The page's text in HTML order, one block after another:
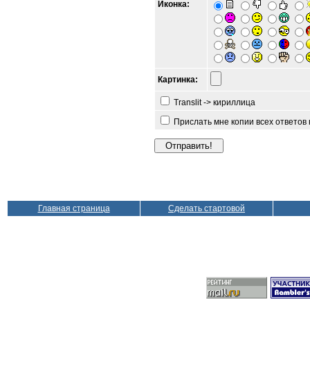
Иконка:
Картинка:
Translit -> кириллица
Прислать мне копии всех
Главная страница Сделать стартовой